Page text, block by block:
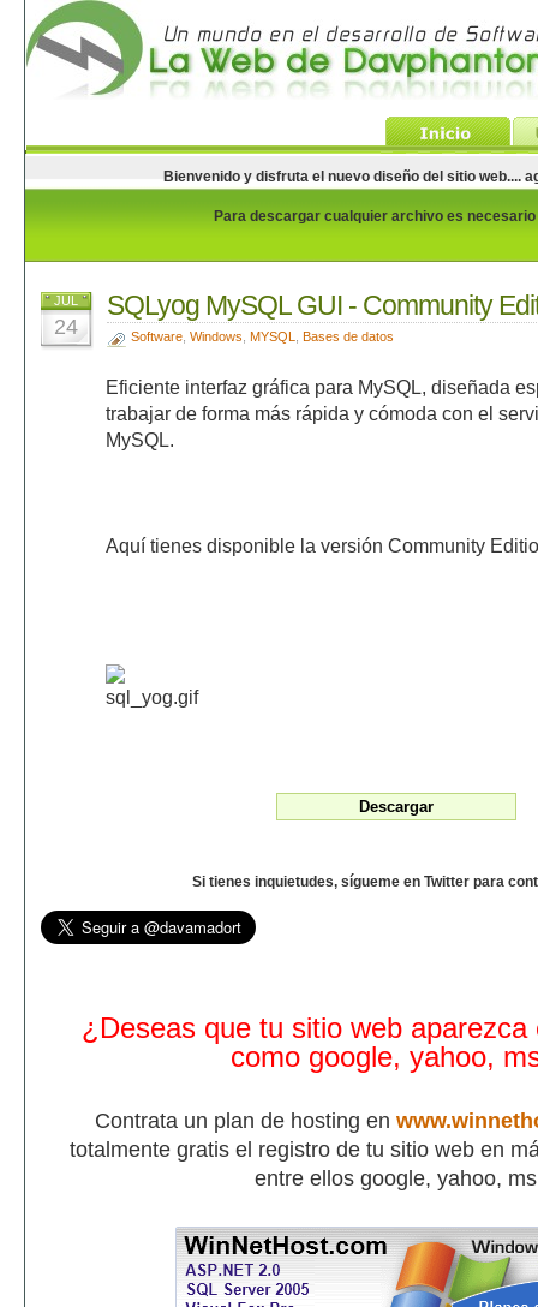
Bienvenido y disfruta el nuevo diseño del sitio web....
Para descargar cualquier archivo es
JUL
24
SQLyog MySQL GUI - Community
Software, Windows MYSQL Bases de datos
Eficiente interfaz gráfica para MySQL, diseñada
trabajar de forma más rápida y cómoda con el
MySQL.
Aquí tienes disponible la versión Community
Si tienes inquietudes, sígueme en Twitter para
¿Deseas que tu sitio web aparezca
como google, yahoo,
Contrata un plan de hosting en
totalmente gratis el registro de tu sitio web en
entre ellos google, yahoo,